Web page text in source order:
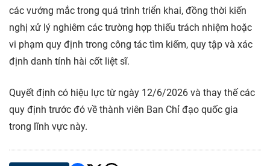
các vướng mắc trong quá trình triển khai, đồng thời kiến
nghị xử lý nghiêm các trường hợp thiếu trách nhiệm hoặc
vi phạm quy định trong công tác tìm kiếm, quy tập và xác
định danh tính hài cốt liệt sĩ.
Quyết định có hiệu lực từ ngày 12/6/2026 và thay thế các
quy định trước đó về thành viên Ban Chỉ đạo quốc gia
trong lĩnh vực này.